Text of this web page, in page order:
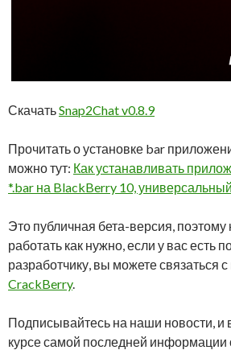
СкачатьSnap2Chat v0.8.9
Прочитать о установке bar
можно тут: Как устанавливать
*.bar на BlackBerry 10,
Это публичная бета-версия, поэтому
работать как нужно, если у вас есть
разработчику, вы можете связаться
CrackBerry.
Подписывайтесь на наши новости, и
курсе самой последней